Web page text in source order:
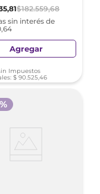
,81$182.559,68
sin interés de
Agregar
Impuestos
$ 90.525,46